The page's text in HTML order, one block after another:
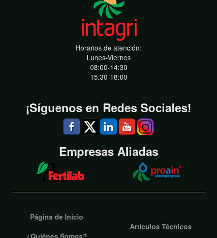
Horarios de atención:
Lunes-Viernes
08:00-14:30
15:30-18:00
¡Síguenos en Redes Sociales!
Empresas Aliadas
Página de Inicio
¿Quiénes Somos?
Artículos Técnicos